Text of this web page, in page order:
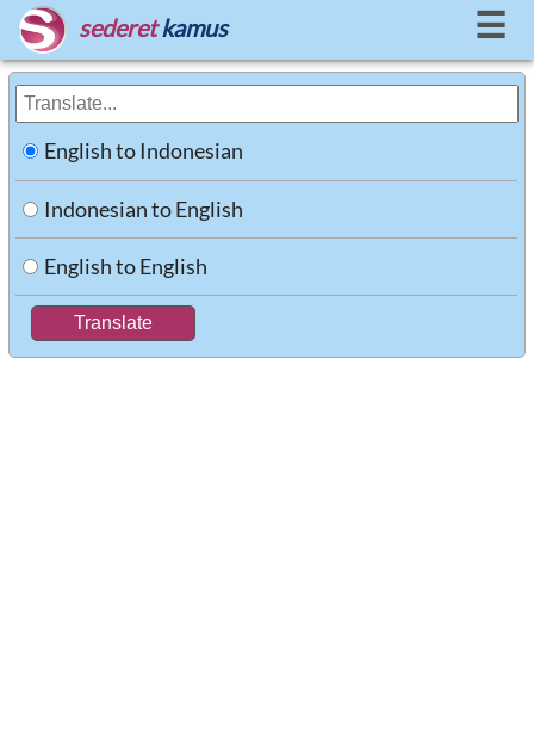
sederet kamus ☰
English to Indonesian
Indonesian to English
English to English